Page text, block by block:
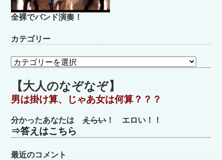
全裸でバンド演奏！
カテゴリー
カ
テ
ゴ
リ
ー
【大人のなぞなぞ】
男は掛け算、じゃあ女は何算？？？
分かったあなたはえらい！ エロい！！
⇒答えはこちら
最近のコメント